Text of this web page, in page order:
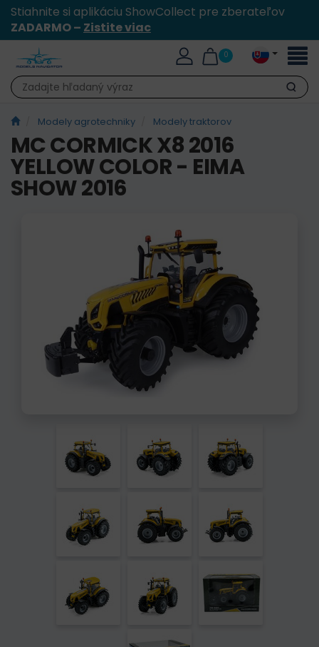
Stiahnite si aplikáciu ShowCollect pre zberateľov
ZADARMO – Zistite viac
0
Hľadať
Modely agrotechniky Modely traktorov
MC CORMICK X8 2016
YELLOW COLOR - EIMA
SHOW 2016